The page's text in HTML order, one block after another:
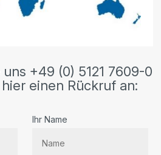
+49 (0) 5121 7609-0
einen Rückruf an:
Ihr Name